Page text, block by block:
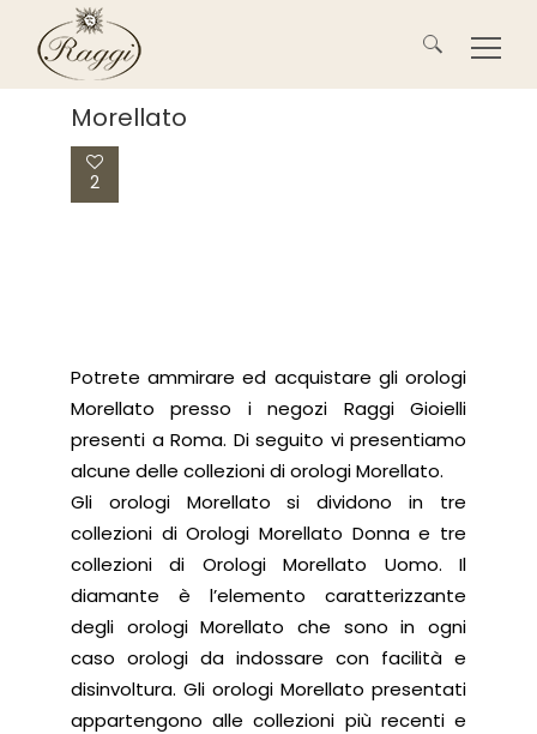
RicercaMorellato
2
Potrete ammirare ed acquistare gli orologi
Morellato presso i negozi Raggi Gioielli
presenti a Roma. Di seguito vi presentiamo
alcune delle collezioni di orologi Morellato.
Gli orologi Morellato si dividono in tre
collezioni di Orologi Morellato Donna e tre
collezioni di Orologi Morellato Uomo. Il
diamante è l’elemento caratterizzante
degli orologi Morellato che sono in ogni
caso orologi da indossare con facilità e
disinvoltura. Gli orologi Morellato presentati
appartengono alle collezioni più recenti e